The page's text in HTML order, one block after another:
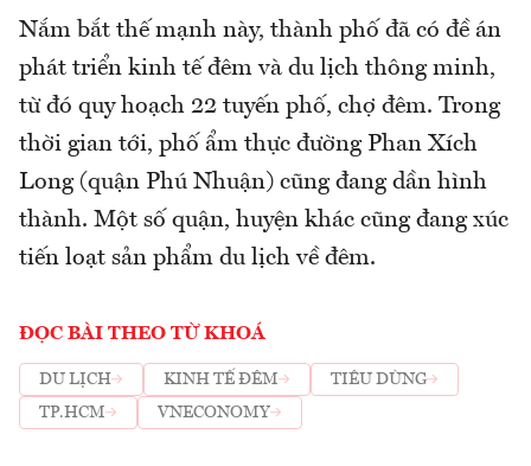
Nắm bắt thế mạnh này, thành phố đã có đề án
phát triển kinh tế đêm và du lịch thông minh,
từ đó quy hoạch 22 tuyến phố, chợ đêm. Trong
thời gian tới, phố ẩm thực đường Phan Xích
Long (quận Phú Nhuận) cũng đang dần hình
thành. Một số quận, huyện khác cũng đang xúc
tiến loạt sản phẩm du lịch về đêm.
ĐỌC BÀI THEO TỪ KHOÁ
DU LỊCH KINH TẾ ĐÊM
TIÊU DÙNG
TP.HCM
VNECONOMY